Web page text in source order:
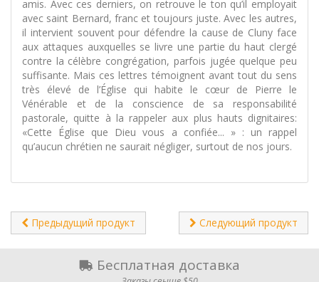
amis. Avec ces derniers, on retrouve le ton qu’il employait
avec saint Bernard, franc et toujours juste. Avec les autres,
il intervient souvent pour défendre la cause de Cluny face
aux attaques auxquelles se livre une partie du haut clergé
contre la célèbre congrégation, parfois jugée quelque peu
suffisante. Mais ces lettres témoignent avant tout du sens
très élevé de l’Église qui habite le cœur de Pierre le
Vénérable et de la conscience de sa responsabilité
pastorale, quitte à la rappeler aux plus hauts dignitaires:
«Cette Église que Dieu vous a confiée... » : un rappel
qu’aucun chrétien ne saurait négliger, surtout de nos jours.
Предыдущий продукт Следующий продукт
Бесплатная доставка